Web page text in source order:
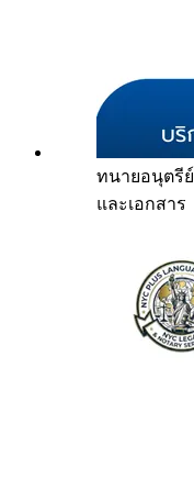
ทนายอนุตรีย์
และเอกสาร